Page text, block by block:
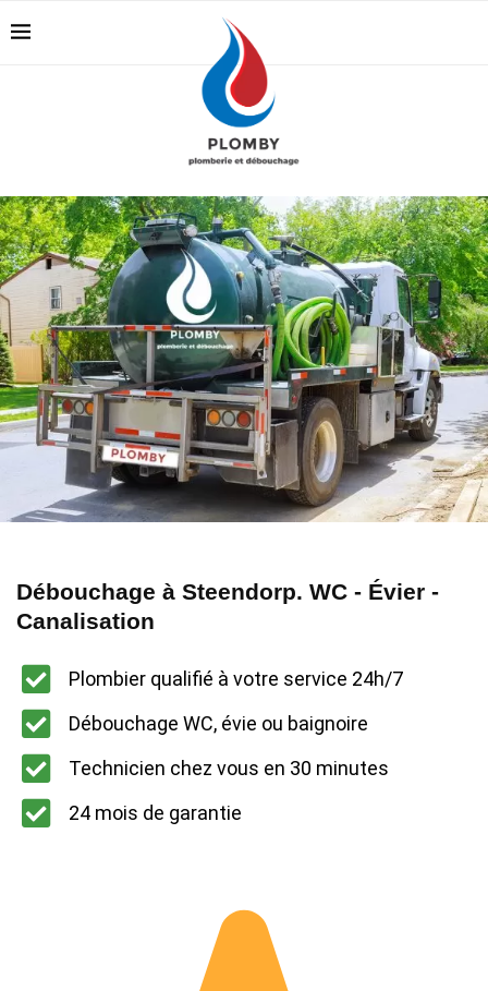
Débouchage à Steendorp. WC - Évier -
Canalisation
Plombier qualifié à votre service 24h/7
Débouchage WC, évie ou baignoire
Technicien chez vous en 30 minutes
24 mois de garantie